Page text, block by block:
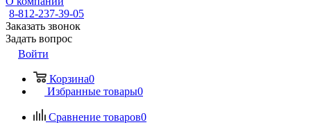
8-812-237-39-05
Заказать звонок
Задать вопрос
Войти
Корзина0
Избранные товары0
Сравнение товаров0